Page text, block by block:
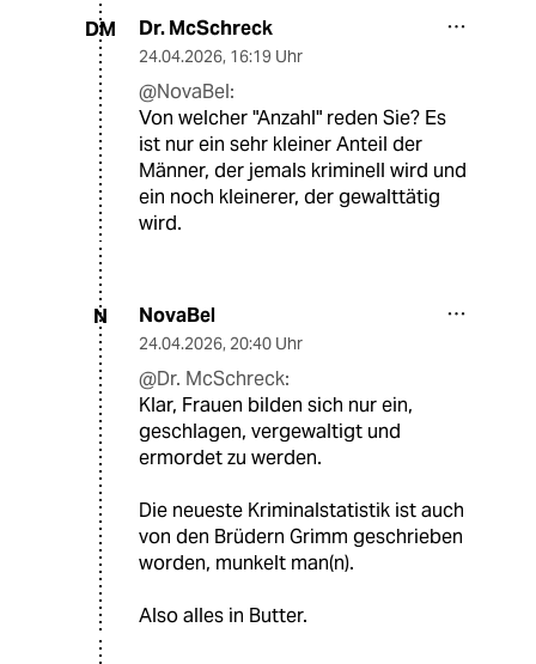
DM Dr. McSchreck
24.04.2026, 16:19 Uhr
@NovaBel:
Von welcher "Anzahl" reden Sie? Es
ist nur ein sehr kleiner Anteil der
Männer, der jemals kriminell wird und
ein noch kleinerer, der gewalttätig
wird.
N NovaBel
24.04.2026, 20:40 Uhr
@Dr. McSchreck:
Klar, Frauen bilden sich nur ein,
geschlagen, vergewaltigt und
ermordet zu werden.
Die neueste Kriminalstatistik ist auch
von den Brüdern Grimm geschrieben
worden, munkelt man(n).
Also alles in Butter.